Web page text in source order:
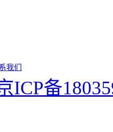
我们
ICP备